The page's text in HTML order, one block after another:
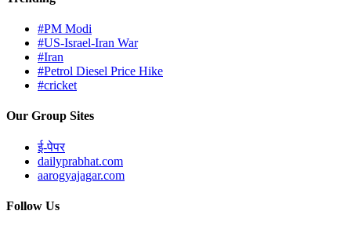
#PM Modi
#US-Israel-Iran War
#Iran
#Petrol Diesel Price Hike
#cricket
Our Group Sites
ई-पेपर
dailyprabhat.com
aarogyajagar.com
Follow Us